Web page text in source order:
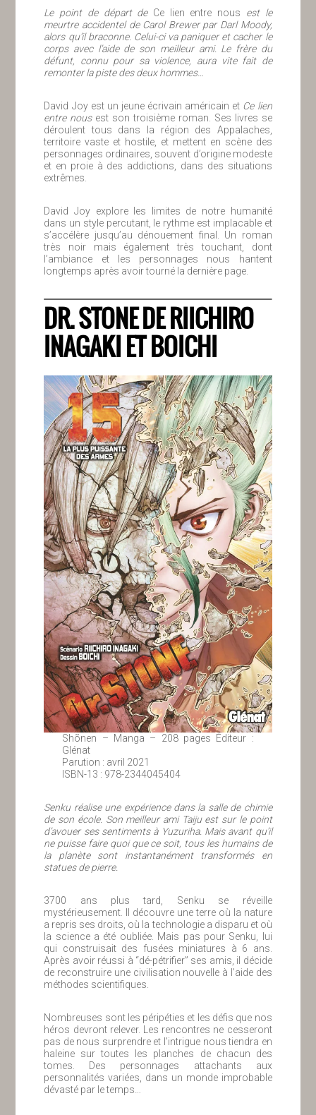
Le point de départ de Ce lien entre nous est le
meurtre accidentel de Carol Brewer par Darl Moody,
alors qu’il braconne. Celui-ci va paniquer et cacher le
corps avec l’aide de son meilleur ami. Le frère du
défunt, connu pour sa violence, aura vite fait de
remonter la piste des deux hommes…
David Joy est un jeune écrivain américain et Ce lien
entre nous est son troisième roman. Ses livres se
déroulent tous dans la région des Appalaches,
territoire vaste et hostile, et mettent en scène des
personnages ordinaires, souvent d’origine modeste
et en proie à des addictions, dans des situations
extrêmes.
David Joy explore les limites de notre humanité
dans un style percutant, le rythme est implacable et
s’accélère jusqu’au dénouement final. Un roman
très noir mais également très touchant, dont
l’ambiance et les personnages nous hantent
longtemps après avoir tourné la dernière page.
DR. STONE DE RIICHIRO
INAGAKI ET BOICHI
Shõnen – Manga – 208 pages Éditeur :
Glénat
Parution : avril 2021
ISBN-13 : 978-2344045404
Senku réalise une expérience dans la salle de chimie
de son école. Son meilleur ami Taiju est sur le point
d’avouer ses sentiments à Yuzuriha. Mais avant qu’il
ne puisse faire quoi que ce soit, tous les humains de
la planète sont instantanément transformés en
statues de pierre.
3700 ans plus tard, Senku se réveille
mystérieusement. Il découvre une terre où la nature
a repris ses droits, où la technologie a disparu et où
la science a été oubliée. Mais pas pour Senku, lui
qui construisait des fusées miniatures à 6 ans.
Après avoir réussi à “dé-pétrifier” ses amis, il décide
de reconstruire une civilisation nouvelle à l’aide des
méthodes scientifiques.
Nombreuses sont les péripéties et les défis que nos
héros devront relever. Les rencontres ne cesseront
pas de nous surprendre et l’intrigue nous tiendra en
haleine sur toutes les planches de chacun des
tomes. Des personnages attachants aux
personnalités variées, dans un monde improbable
dévasté par le temps…